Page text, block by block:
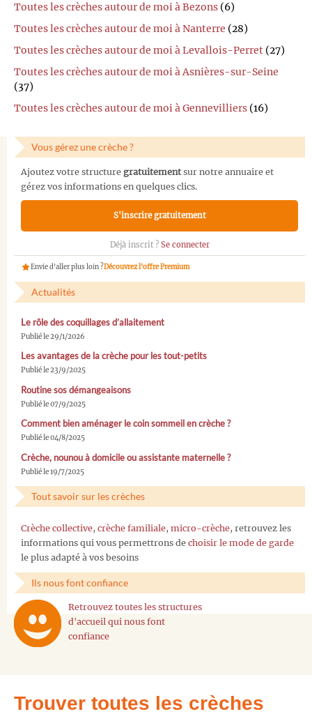
Toutes les crèches autour de moi à Bezons (6)
Toutes les crèches autour de moi à Nanterre (28)
Toutes les crèches autour de moi à Levallois-Perret (27)
Toutes les crèches autour de moi à Asnières-sur-Seine
(37)
Toutes les crèches autour de moi à Gennevilliers (16)
Vous gérez une crèche ?
Ajoutez votre structure gratuitementsur notre annuaire et
gérez vos informations en quelques clics.
S'inscrire gratuitement
Déjà inscrit ? Se connecter
Envie d'aller plus loin ?Découvrez l'offre Premium
Actualités
Le rôle des coquillages d’allaitement
Publié le 29/1/2026
Les avantages de la crèche pour les tout-petits
Publié le 23/9/2025
Routine sos démangeaisons
Publié le 07/9/2025
Comment bien aménager le coin sommeil en crèche ?
Publié le 04/8/2025
Crèche, nounou à domicile ou assistante maternelle ?
Publié le 19/7/2025
Tout savoir sur les crèches
Crèche collective, crèche familiale, micro-crèche, retrouvez les
informations qui vous permettrons de choisir le mode de garde
le plus adapté à vos besoins
Ils nous font confiance
Retrouvez toutes les structures
d'accueil qui nous font
confiance
Trouver toutes les crèches